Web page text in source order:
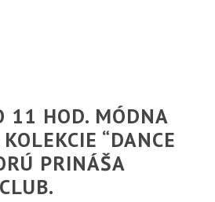
HOD. MÓDNA
“DANCE
PRINÁŠA